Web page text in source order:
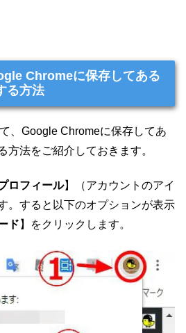
Chromeに保存してある
る方法
、Google Chromeに保存してあ
方法をご紹介しておきます。
ロフィール】（アカウントのアイ
。すると以下のオプションが表示
ド 】をクリックします。